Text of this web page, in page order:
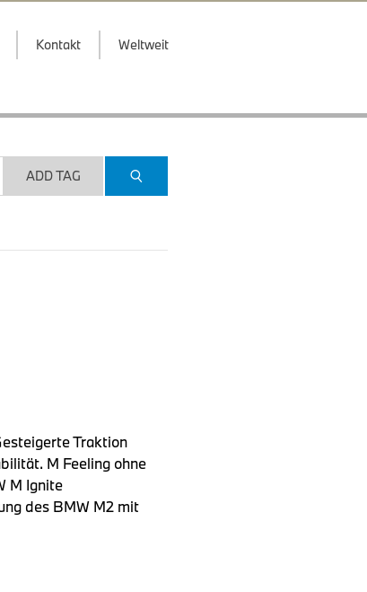
Kontakt Weltweit
ADD TAG
Traktion
M Feeling ohne
M Ignite
des BMW M2 mit